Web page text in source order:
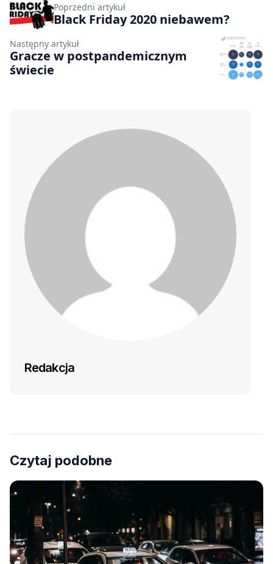
Poprzedni artykuł
Black Friday 2020 niebawem?
Następny artykuł
Gracze w postpandemicznym
świecie
Redakcja
Czytaj podobne